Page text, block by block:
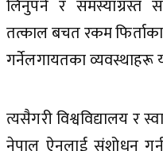
लिनुपर्ने र समस्याग्रस्त
तत्काल बचत रकम फिर्ताका
गर्नेलगायतका
त्यसैगरी विश्वविद्यालय र